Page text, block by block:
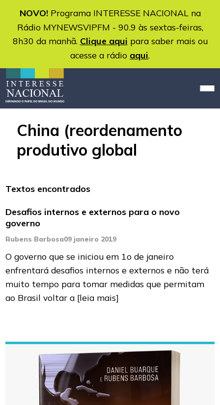
NOVO!Programa INTERESSE NACIONAL na
Rádio MYNEWSVIPFM - 90.9 às sextas-feiras,
8h30 da manhã. Clique aqui para saber mais ou
acesse a rádio aqui.
China (reordenamento
produtivo global
Textos encontrados
Desafios internos e externos para o novo
governo
Rubens Barbosa09 janeiro 2019
O governo que se iniciou em 1o de janeiro
enfrentará desafios internos e externos e não terá
muito tempo para tomar medidas que permitam
ao Brasil voltar a [leia mais]